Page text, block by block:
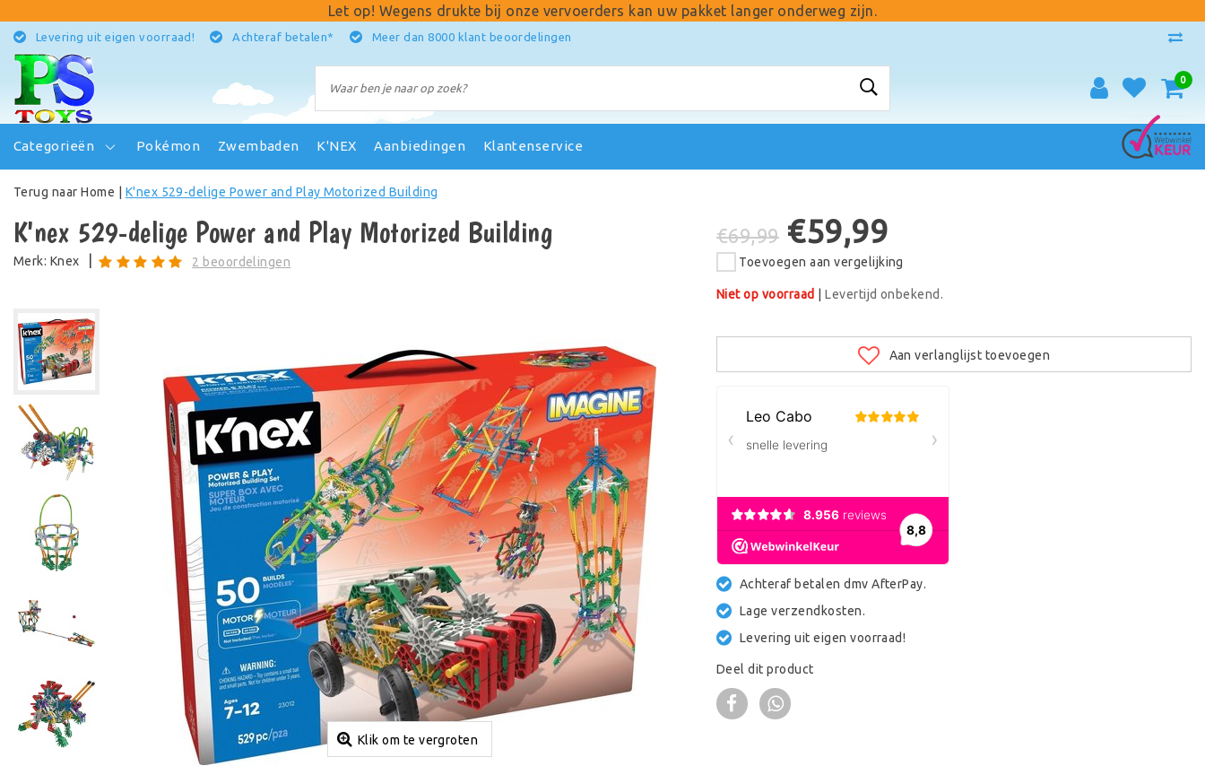
Let op! Wegens drukte bij onze vervoerders kan uw pakket langer onderweg zijn.
Levering uit eigen voorraad! Achteraf betalen* Meer dan 8000 klant beoordelingen
0
Categorieën Pokémon Zwembaden K'NEX Aanbiedingen Klantenservice
Terug naar Home K'nex 529-delige Power and Play Motorized Building
K'nex 529-delige Power and Play Motorized Building
Merk: Knex 2 beoordelingen
Klik om te vergroten
€69,99 €59,99
Toevoegen aan vergelijking
Niet op voorraad |Levertijd onbekend.
Aan verlanglijst toevoegen
Achteraf betalen dmv AfterPay.
Lage verzendkosten.
Levering uit eigen voorraad!
Deel dit product